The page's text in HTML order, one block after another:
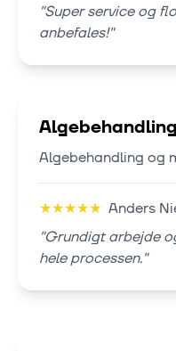
"Super service og
anbefales!"
Algebehandling og
★★★★★ Anders
"Grundigt arbejde
hele processen."